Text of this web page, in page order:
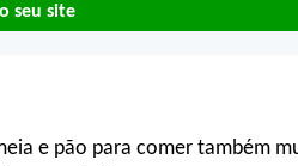
seu site
e pão para comer também